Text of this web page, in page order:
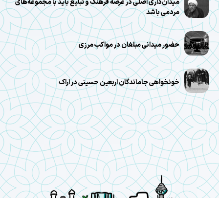
میدان‌داری اصلی در عرصه فرهنگ و تبلیغ باید با مجموعه‌های
مردمی باشد
حضور میدانی مبلغان در مواکب مرزی
خونخواهی جاماندگان اربعین حسینی در اراک